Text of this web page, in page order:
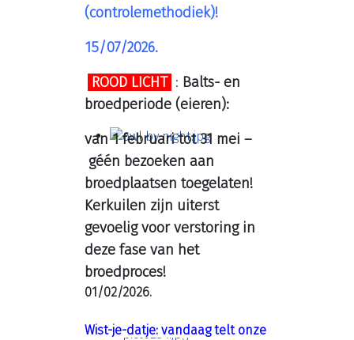
(controlemethodiek)!
15/07/2026.
ROOD LICHT : Balts- en
broedperiode (eieren):
van 1 februari tot 31 mei –
géén bezoeken aan
broedplaatsen toegelaten!
Kerkuilen zijn uiterst
gevoelig voor verstoring in
deze fase van het
broedproces!
01/02/2026.
Wist-je-datje: vandaag telt onze